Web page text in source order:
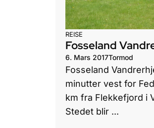
REISE
Fosseland
6. Mars 2017Tormod
Fosseland
minutter vest for
km fra Flekkefjord i
Stedet blir ...